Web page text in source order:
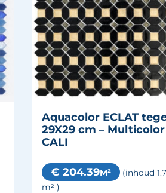
Aquacolor ECLAT
29X29 cm – Multicolor
CALI
€ 204.39M²
(inhoud
m² )